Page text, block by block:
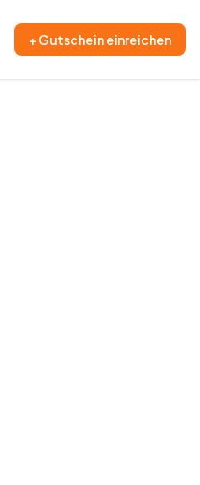
+ Gutschein einreichen